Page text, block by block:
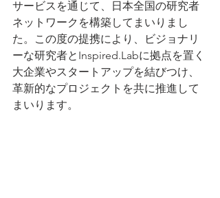
サービスを通じて、日本全国の研究者
ネットワークを構築してまいりまし
た。この度の提携により、ビジョナリ
ーな研究者とInspired.Labに拠点を置く
大企業やスタートアップを結びつけ、
革新的なプロジェクトを共に推進して
まいります。